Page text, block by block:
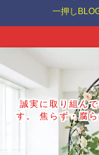
一押し
誠実に取り組ん
す。 焦らず・腐